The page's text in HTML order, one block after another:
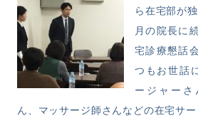
ら在宅部が
月の院長に
宅診療懇話
つもお世話
ージャーさ
ん、マッサージ師さんなどの在宅サ